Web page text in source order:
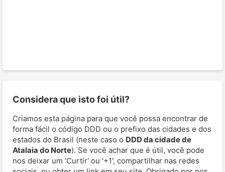
Considera que isto foi útil?
Criamos esta página para que você possa encontrar de
forma fácil o código DDD ou o prefixo das cidades e dos
estados do Brasil (neste caso o DDD da cidade de
Atalaia do Norte). Se você achar que é útil, você pode
nos deixar um 'Curtir' ou '+1', compartilhar nas redes